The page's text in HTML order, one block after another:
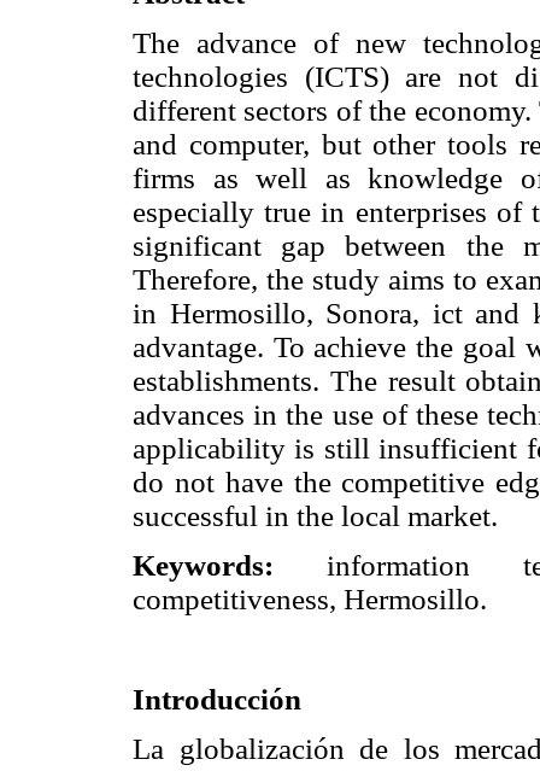
The advance of new
technologies (ICTS) are not
different sectors of the
and computer, but other tools
firms as well as knowledge
especially true in enterprises of
significant gap between the
Therefore, the study aims to
in Hermosillo, Sonora, ict and
advantage. To achieve the goal
establishments. The result
advances in the use of these
applicability is still insufficient
do not have the competitive
successful in the local market.
Keywords: information
competitiveness, Hermosillo.
Introducción
La globalización de los